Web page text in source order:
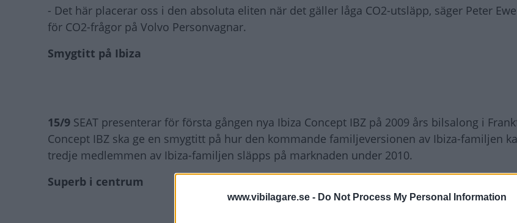
www.vibilagare.se - Do Not Process My Personal Information
- Det här placerar oss i den absoluta eliten när det gäller låga CO2-utsläpp, säger Peter
för CO2-frågor på Volvo Personvagnar.
Smygtitt på Ibiza
15/9 SEAT presenterar för första gången nya Ibiza Concept IBZ på 2009 års bilsalong i
Concept IBZ ska ge en smygtitt på hur den kommande familjeversionen av Ibiza-familjen
tredje medlemmen av Ibiza-familjen släpps på marknaden under 2010.
Superb i centrum